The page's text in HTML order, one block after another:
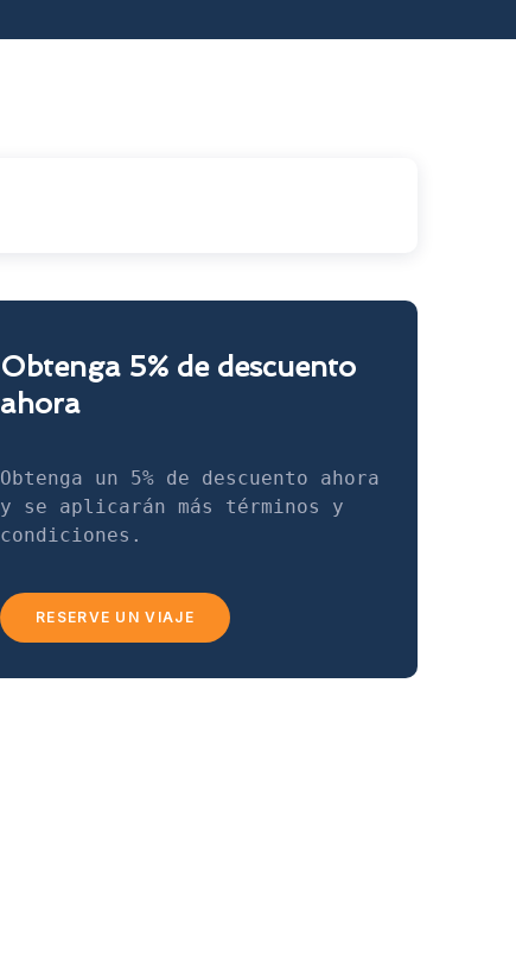
Obtenga 5% de descuento
ahora
Obtenga un 5% de descuento ahora
y se aplicarán más términos y
condiciones.
RESERVE UN VIAJE